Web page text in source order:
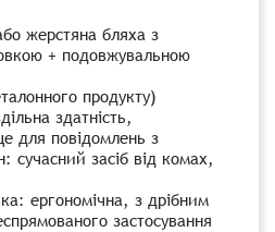
жерстяна бляха з
+ подовжувальною
продукту)
здатність,
для повідомлень з
сучасний засіб від комах,
ергономічна, з дрібним
застосування